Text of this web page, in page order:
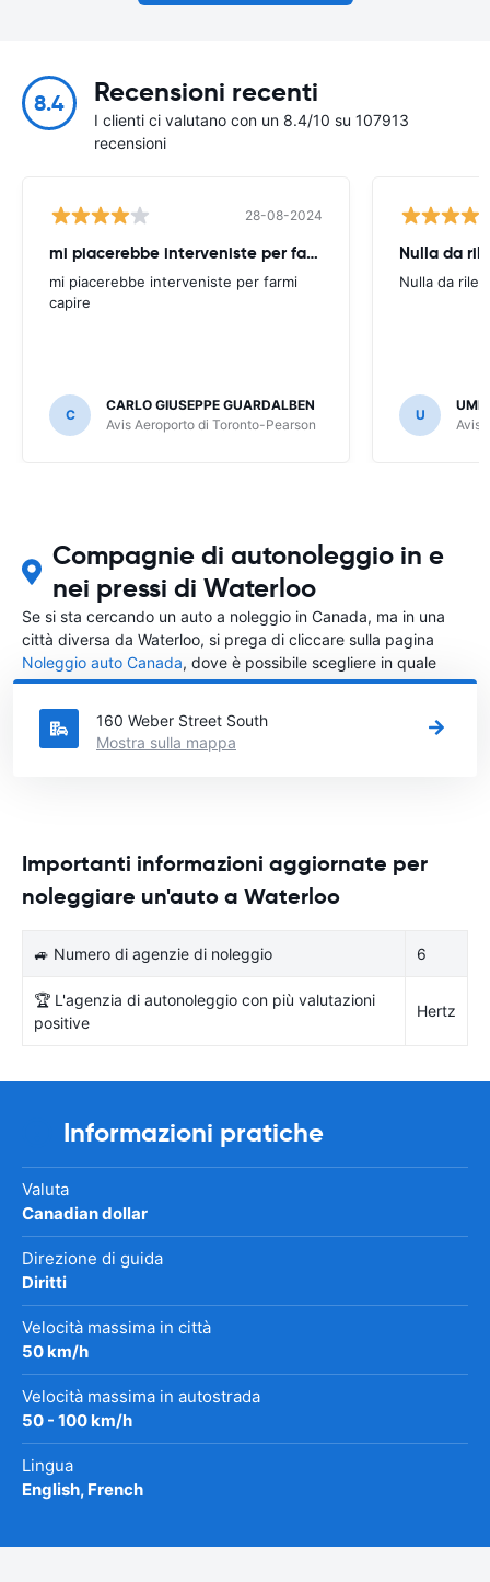
8.4 Recensioni recenti
I clienti ci valutano con un 8.4/10 su 107913
recensioni
28-08-2024
mi piacerebbe interveniste per farmi
mi piacerebbe interveniste per farmi
capire
C
CARLO GIUSEPPE GUARDALBEN
Avis Aeroporto di Toronto-Pearson
Nulla da
Nulla da
U
Avis
Compagnie di autonoleggio in e
nei pressi di Waterloo
Se si sta cercando un auto a noleggio in Canada, ma in una
città diversa da Waterloo, si prega di cliccare sulla pagina
Noleggio auto Canada, dove è possibile scegliere in quale
città in Canada si vuole noleggiare l'auto.
160 Weber Street South
Mostra sulla mappa
Importanti informazioni aggiornate per
noleggiare un'auto a Waterloo
🚙 Numero di agenzie di noleggio 6
🏆 L'agenzia di autonoleggio con più valutazioni
positive
Hertz
Informazioni pratiche
Valuta
Canadian dollar
Direzione di guida
Diritti
Velocità massima in città
50 km/h
Velocità massima in autostrada
50 - 100 km/h
Lingua
English, French